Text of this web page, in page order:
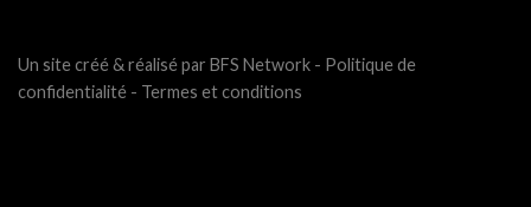
Un site créé & réalisé par BFS Network - Politique de
confidentialité - Termes et conditions